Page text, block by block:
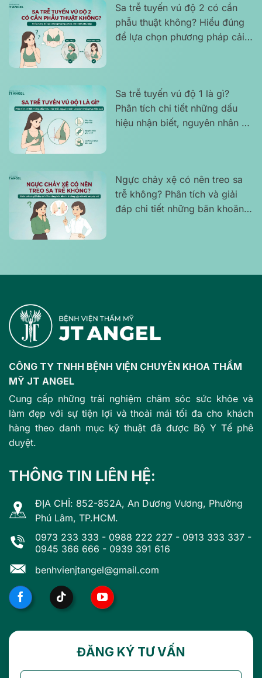
Sa trễ tuyến vú độ 2 có cần
phẫu thuật không? Hiểu đúng
để lựa chọn phương pháp cải
Sa trễ tuyến vú độ 1 là gì?
Phân tích chi tiết những dấu
hiệu nhận biết, nguyên nhân và
Ngực chảy xệ có nên treo sa
trễ không? Phân tích và giải
đáp chi tiết những băn khoăn
CÔNG TY TNHH BỆNH VIỆN CHUYÊN KHOA THẨM
MỸ JT ANGEL
Cung cấp những trải nghiệm chăm sóc sức khỏe và
làm đẹp với sự tiện lợi và thoải mái tối đa cho khách
hàng theo danh mục kỹ thuật đã được Bộ Y Tế phê
duyệt.
THÔNG TIN LIÊN HỆ:
ĐỊA CHỈ: 852-852A, An Dương Vương, Phường
Phú Lâm, TP.HCM.
0973 233 333 - 0988 222 227 - 0913 333 337 -
0945 366 666 - 0939 391 616
benhvienjtangel@gmail.com
ĐĂNG KÝ TƯ VẤN